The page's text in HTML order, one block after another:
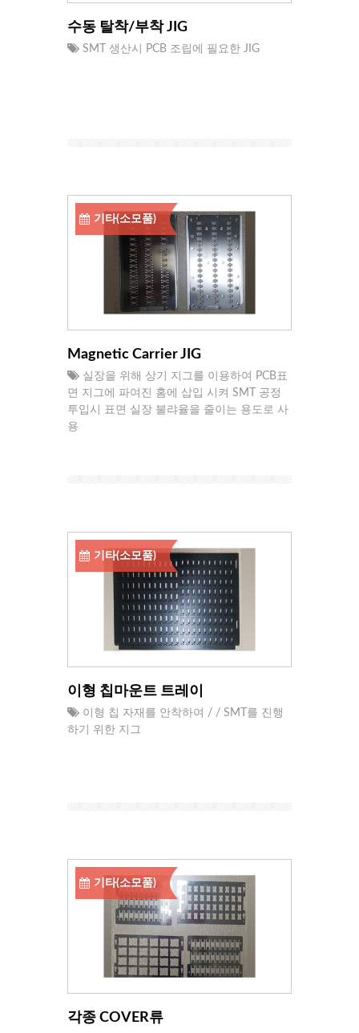
수동 탈착/부착 JIG
SMT 생산시 PCB 조립에 필요한 JIG
기타(소모품)
Magnetic Carrier JIG
실장을 위해 상기 지그를 이용하여 PCB표
면 지그에 파여진 홈에 삽입 시켜 SMT 공정
투입시 표면 실장 불랴율을 줄이는 용도로 사
용
기타(소모품)
이형 칩마운트 트레이
이형 칩 자재를 안착하여 / / SMT를 진행
하기 위한 지그
기타(소모품)
각종 COVER류